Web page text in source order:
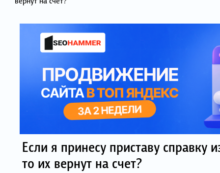
Если я принесу приставу справку
то их вернут на счет?